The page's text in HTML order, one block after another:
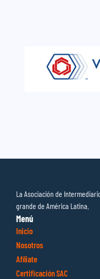
La Asociación de
grande de América Latina.
Menú
Inicio
Nosotros
Afíliate
Certificación SAC